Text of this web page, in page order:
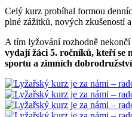
Celý kurz probíhal formou
plné zážitků, nových zkušeností
A tím lyžování rozhodně nekončí
vydají žáci 5. ročníků, kteří se
sportu a zimních